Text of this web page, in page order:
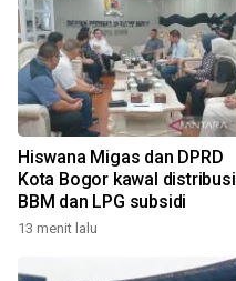
Hiswana Migas dan DPRD
Kota Bogor kawal distribusi
BBM dan LPG subsidi
13 menit lalu